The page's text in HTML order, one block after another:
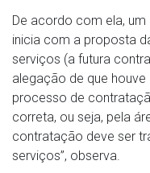
De acordo com ela, um
inicia com a proposta
serviços (a futura
alegação de que
processo de
correta, ou seja, pela
contratação deve ser
serviços”, observa.